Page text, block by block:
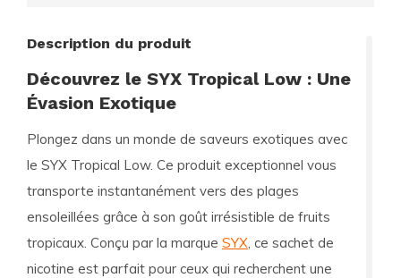
Description du produit
Découvrez le SYX Tropical Low : Une
Évasion Exotique
Plongez dans un monde de saveurs exotiques avec
le SYX Tropical Low. Ce produit exceptionnel vous
transporte instantanément vers des plages
ensoleillées grâce à son goût irrésistible de fruits
tropicaux. Conçu par la marque SYX, ce sachet de
nicotine est parfait pour ceux qui recherchent une